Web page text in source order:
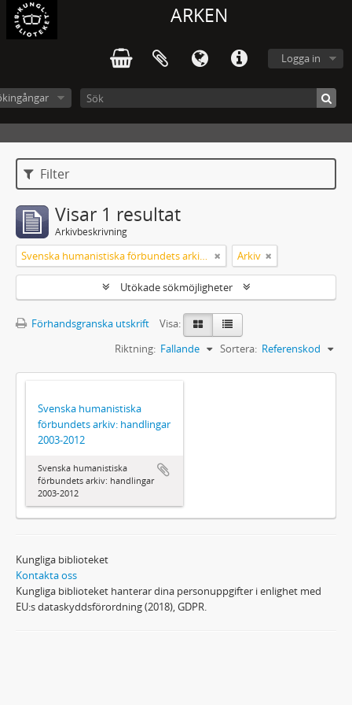
ARKEN
Logga in
Filter
Visar 1 resultat
Arkivbeskrivning
Svenska humanistiska förbundets arkiv: handlingar 2003-2012 Arkiv
Utökade sökmöjligheter
Förhandsgranska utskrift
Visa:
Sortera: Referenskod
Riktning: Fallande
Svenska humanistiska
förbundets arkiv: handlingar
2003-2012
Svenska humanistiska
förbundets arkiv: handlingar
2003-2012
Kungliga biblioteket
Kontakta oss
Kungliga biblioteket hanterar dina personuppgifter i enlighet med
EU:s dataskyddsförordning (2018), GDPR.